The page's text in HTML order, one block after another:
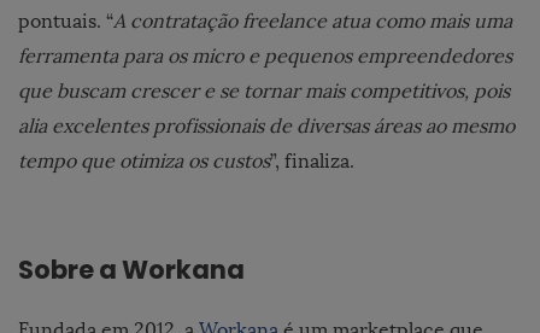
pontuais. “A contratação freelance atua como mais uma
ferramenta para os micro e pequenos empreendedores
que buscam crescer e se tornar mais competitivos, pois
alia excelentes profissionais de diversas áreas ao mesmo
tempo que otimiza os custos”, finaliza.
Sobre a Workana